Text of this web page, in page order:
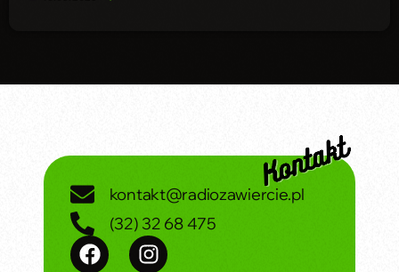
kontakt@radiozawiercie.pl
(32) 32 68 475